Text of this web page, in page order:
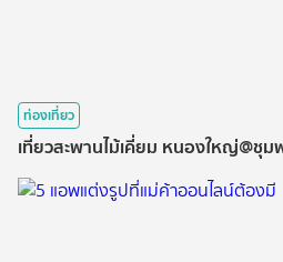
ท่องเที่ยว
เที่ยวสะพานไม้เคี่ยม หนองใหญ่@ชุม